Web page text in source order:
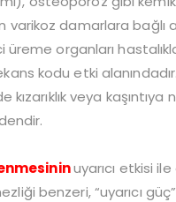
varikoz damarlara
üreme organları
kodu etki
kızarıklık veya
uyarıcı etkisi
benzeri, “uyarıcı